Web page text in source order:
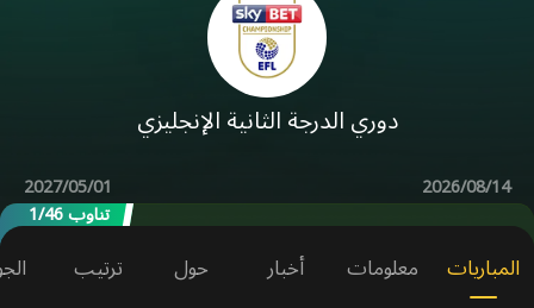
دوري الدرجة الثانية الإنجليزي
2026/08/14
2027/05/01
تناوب 1/46
المباريات معلومات أخبار حول ترتيب